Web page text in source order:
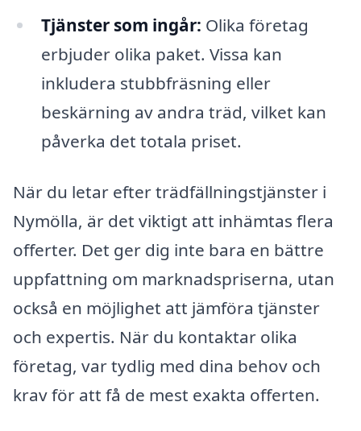
Tjänster som ingår: Olika företag
erbjuder olika paket. Vissa kan
inkludera stubbfräsning eller
beskärning av andra träd, vilket kan
påverka det totala priset.
När du letar efter trädfällningstjänster i
Nymölla, är det viktigt att inhämtas flera
offerter. Det ger dig inte bara en bättre
uppfattning om marknadspriserna, utan
också en möjlighet att jämföra tjänster
och expertis. När du kontaktar olika
företag, var tydlig med dina behov och
krav för att få de mest exakta offerten.